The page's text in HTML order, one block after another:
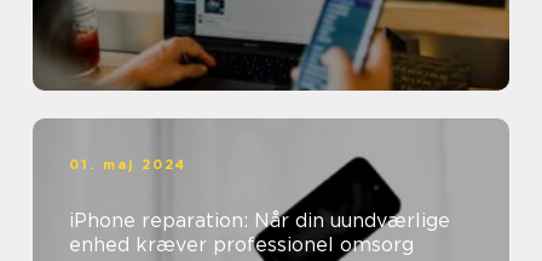
01. maj 2024
iPhone reparation: Når din uundværlige
enhed kræver professionel omsorg